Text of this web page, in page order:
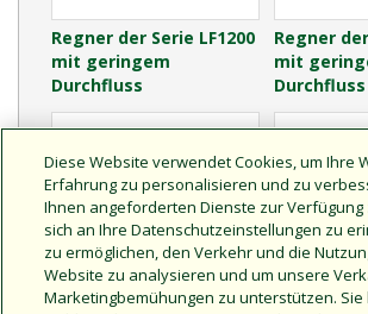
Regner der Serie LF1200
mit geringem
Durchfluss
Regner
mit
Durchfluss
Diese Website verwendet Cookies, um Ihre
Erfahrung zu personalisieren und zu
Ihnen angeforderten Dienste zur Verfügung
sich an Ihre Datenschutzeinstellungen zu
zu ermöglichen, den Verkehr und die
Website zu analysieren und um unsere
Marketingbemühungen zu unterstützen. Sie